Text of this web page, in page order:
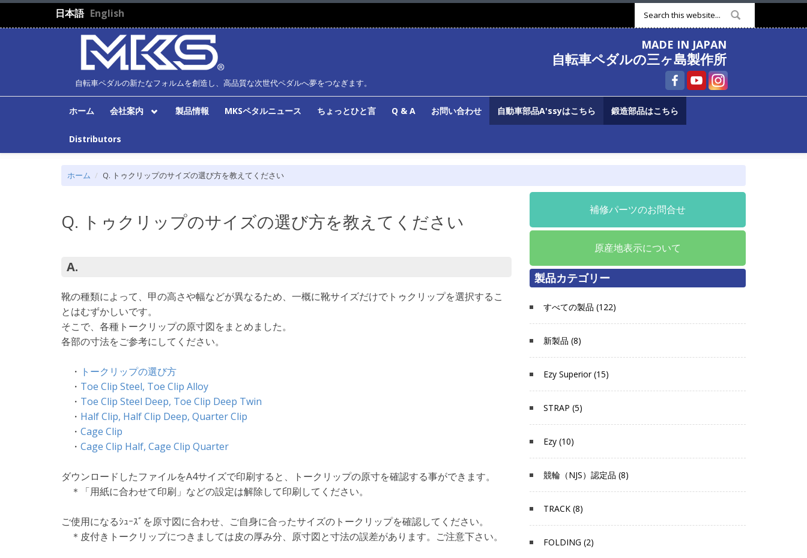
メインコンテンツに移動
日本語 English 検索フォーム
MADE IN JAPAN
自転車ペダルの三ヶ島製作所
自転車ペダルの新たなフォルムを創造し、高品質な次世代ペダルへ夢をつなぎます。
ホーム 会社案内 製品情報 MKSペタルニュース ちょっとひと言 Q & A お問い合わせ 自動車部品A'ssyはこちら 鍛造部品はこちら
Distributors
ホーム Q. トゥクリップのサイズの選び方を教えてください
Q. トゥクリップのサイズの選び方を教えてください
A.
靴の種類によって、甲の高さや幅などが異なるため、一概に靴サイズだけでトゥクリップを選択するこ
とはむずかしいです。
そこで、各種トークリップの原寸図をまとめました。
各部の寸法をご参考にしてください。
・ トークリップの選び方
・ Toe Clip Steel, Toe Clip Alloy
・ Toe Clip Steel Deep, Toe Clip Deep Twin
・ Half Clip, Half Clip Deep, Quarter Clip
・ Cage Clip
・ Cage Clip Half, Cage Clip Quarter
ダウンロードしたファイルをA4サイズで印刷すると、トークリップの原寸を確認する事ができます。
＊「用紙に合わせて印刷」などの設定は解除して印刷してください。
ご使用になるｼｭｰｽﾞを原寸図に合わせ、ご自身に合ったサイズのトークリップを確認してください。
＊皮付きトークリップにつきましては皮の厚み分、原寸図と寸法の誤差があります。ご注意下さい。
補修パーツのお問合せ
原産地表示について
製品カテゴリー
すべての製品 (122)
新製品 (8)
Ezy Superior (15)
STRAP (5)
Ezy (10)
競輪（NJS）認定品 (8)
TRACK (8)
FOLDING (2)